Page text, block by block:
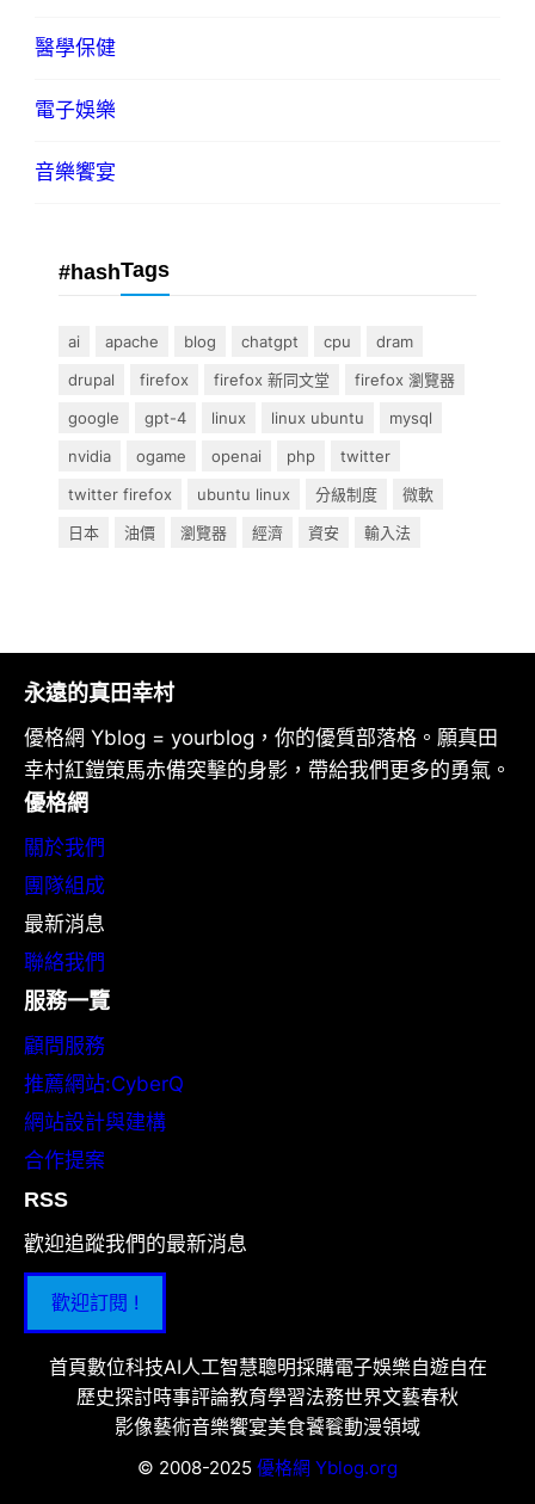
醫學保健
電子娛樂
音樂饗宴
#hashTags
ai apache blog chatgpt cpu
dram
drupal
firefox firefox 新同文堂
firefox 瀏覽器
google
gpt-4 linux linux ubuntu
mysql
nvidia
ogame openai php
twitter
twitter firefox
ubuntu linux 分級制度
微軟
日本
油價 瀏覽器 經濟 資安 輸入法
永遠的真田幸村
優格網 Yblog = yourblog，你的優質部落格。願真田
幸村紅鎧策馬赤備突擊的身影，帶給我們更多的勇氣。
優格網
關於我們
團隊組成
最新消息
聯絡我們
服務一覽
顧問服務
推薦網站:CyberQ
網站設計與建構
合作提案
RSS
歡迎追蹤我們的最新消息
歡迎訂閱 !
首頁數位科技AI人工智慧聰明採購電子娛樂自遊自在
歷史探討時事評論教育學習法務世界文藝春秋
影像藝術音樂饗宴美食饕餮動漫領域
© 2008-2025 優格網 Yblog.org